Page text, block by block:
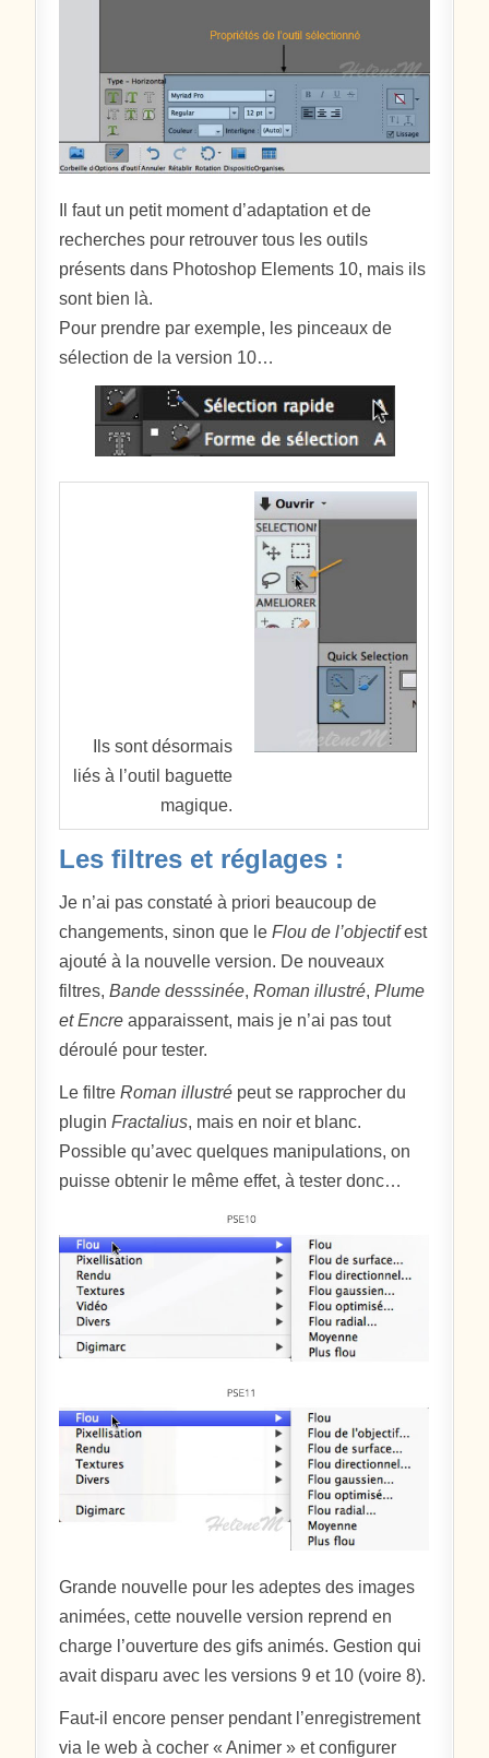
Il faut un petit moment d’adaptation et de
recherches pour retrouver tous les outils
présents dans Photoshop Elements 10, mais ils
sont bien là.
Pour prendre par exemple, les pinceaux de
sélection de la version 10…
Ils sont désormais
liés à l’outil baguette
magique.
Les filtres et réglages :
Je n’ai pas constaté à priori beaucoup de
changements, sinon que leFlou de l’objectifest
ajouté à la nouvelle version. De nouveaux
filtres,Bande desssinée,Roman illustré,Plume
et Encre apparaissent, mais je n’ai pas tout
déroulé pour tester.
Le filtreRoman illustré peut se rapprocher du
pluginFractalius, mais en noir et blanc.
Possible qu’avec quelques manipulations, on
puisse obtenir le même effet, à tester donc…
Grande nouvelle pour les adeptes des images
animées, cette nouvelle version reprend en
charge l’ouverture des gifs animés. Gestion qui
avait disparu avec les versions 9 et 10 (voire 8).
Faut-il encore penser pendant l’enregistrement
via le web à cocher « Animer » et configurer